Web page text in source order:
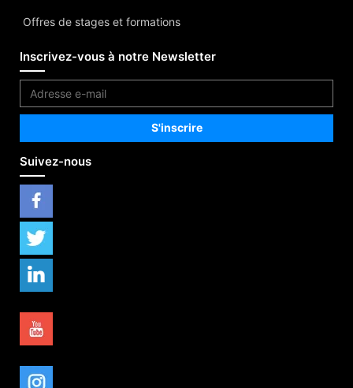
Offres de stages et formations
Inscrivez-vous à notre Newsletter
Suivez-nous